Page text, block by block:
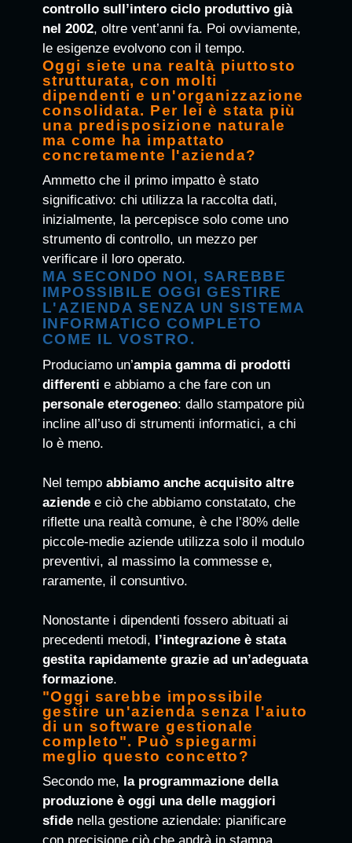
controllo sull’intero ciclo produttivo già
nel 2002, oltre vent’anni fa. Poi ovviamente,
le esigenze evolvono con il tempo.
Oggi siete una realtà piuttosto
strutturata, con molti
dipendenti e un'organizzazione
consolidata. Per lei è stata più
una predisposizione naturale
ma come ha impattato
concretamente l'azienda?
Ammetto che il primo impatto è stato
significativo: chi utilizza la raccolta dati,
inizialmente, la percepisce solo come uno
strumento di controllo, un mezzo per
verificare il loro operato.
MA SECONDO NOI, SAREBBE
IMPOSSIBILE OGGI GESTIRE
L'AZIENDA SENZA UN SISTEMA
INFORMATICO COMPLETO
COME IL VOSTRO.
Produciamo un’ampia gamma di prodotti
differenti e abbiamo a che fare con un
personale eterogeneo: dallo stampatore più
incline all’uso di strumenti informatici, a chi
lo è meno.
Nel tempo abbiamo anche acquisito altre
aziendee ciò che abbiamo constatato, che
riflette una realtà comune, è che l’80% delle
piccole-medie aziende utilizza solo il modulo
preventivi, al massimo la commesse e,
raramente, il consuntivo.
Nonostante i dipendenti fossero abituati ai
precedenti metodi,
l’integrazione è stata
gestita rapidamente grazie ad un’adeguata
formazione.
"Oggi sarebbe impossibile
gestire un'azienda senza l'aiuto
di un software gestionale
completo". Può spiegarmi
meglio questo concetto?
Secondo me, la programmazione della
produzione è oggi una delle maggiori
sfidenella gestione aziendale: pianificare